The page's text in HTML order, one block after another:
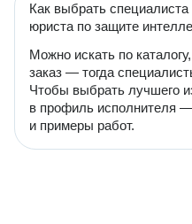
Как выбрать
юриста по защите
Можно искать по
заказ — тогда
Чтобы выбрать лучшего
в профиль исполнителя
и примеры работ.